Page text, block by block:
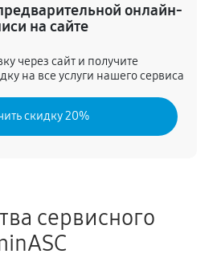
60 минут
60 минут
велокомпьютера Garmin
60 минут
онлайн-
на сайте
через сайт и получите
на все услуги нашего сервиса
скидку 20%
сервисного